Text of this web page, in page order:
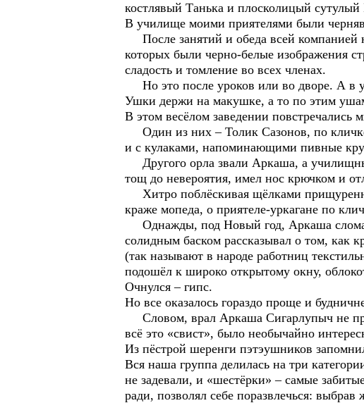
костлявый Танька и плосколицый
В училище моими приятелями были
После занятий и обеда всей компанией
которых были черно-белые изображения
сладость и томление во всех членах.
Но это после уроков или во дворе. А в
Ушки держи на макушке, а то по этим
В этом весёлом заведении повстречались
Один из них – Толик Сазонов, по
и с кулаками, напоминающими пивные
Другого орла звали Аркаша, а
тощ до невероятия, имел нос крючком и
Хитро поблёскивая щёлками
краже мопеда, о приятеле-уркагане по
Однажды, под Новый год, Аркаша
солидным баском рассказывал о том, как
(так называют в народе работниц
подошёл к широко открытому окну,
Очнулся – гипс.
Но все оказалось гораздо проще и
Словом, врал Аркаша Сигарлупыч не
всё это «свист», было необычайно
Из пёстрой шеренги пэтэушников
Вся наша группа делилась на три
не задевали, и «шестёрки» – самые
ради, позволял себе поразвлечься: